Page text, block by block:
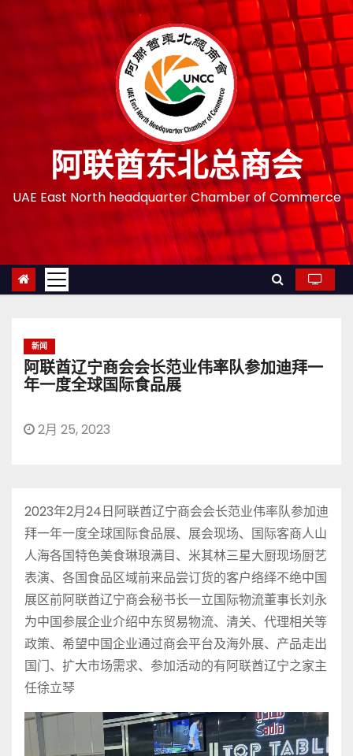
阿联酋东北总商会
UAE East North headquarter Chamber of Commerce
新闻
阿联酋辽宁商会会长范业伟率队参加迪拜一
年一度全球国际食品展
2月 25, 2023
2023年2月24日阿联酋辽宁商会会长范业伟率队参加迪
拜一年一度全球国际食品展、展会现场、国际客商人山
人海各国特色美食琳琅满目、米其林三星大厨现场厨艺
表演、各国食品区域前来品尝订货的客户络绎不绝中国
展区前阿联酋辽宁商会秘书长一立国际物流董事长刘永
为中国参展企业介绍中东贸易物流、清关、代理相关等
政策、希望中国企业通过商会平台及海外展、产品走出
国门、扩大市场需求、参加活动的有阿联酋辽宁之家主
任徐立琴
视